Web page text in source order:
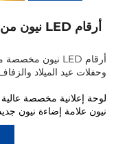
أرقام LED نيون من ٠ إلى ٩ مصنوعة من الأكريليك
وحفلات عيد الميلاد والزفاف
نيونعلامة إضاءة نيون جديدة